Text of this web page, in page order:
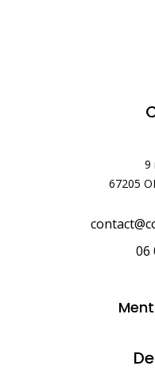
9
67205
06